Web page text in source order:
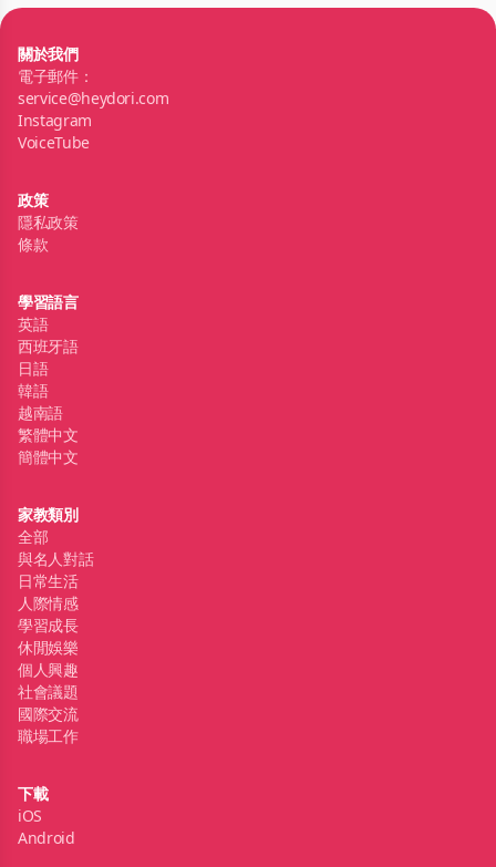
關於我們
電子郵件：
service@heydori.com
Instagram
VoiceTube
政策
隱私政策
條款
學習語言
英語
西班牙語
日語
韓語
越南語
繁體中文
簡體中文
家教類別
全部
與名人對話
日常生活
人際情感
學習成長
休閒娛樂
個人興趣
社會議題
國際交流
職場工作
下載
iOS
Android